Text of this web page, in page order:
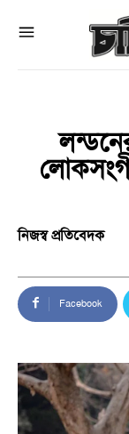
নিজস্ব প্রতিবেদক
Facebook